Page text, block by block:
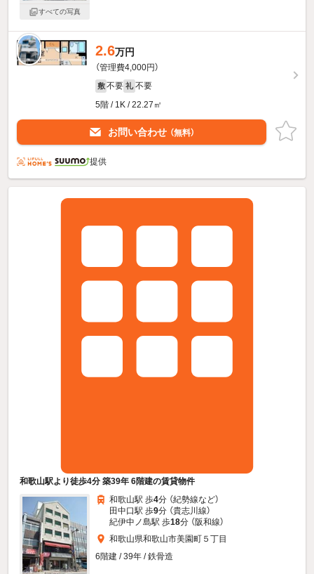
すべての写真
2.6万円
（管理費4,000円）
敷 不要 礼 不要
5階 / 1K / 22.27㎡
お問い合わせ （無料）
提供
和歌山駅より徒歩4分 築39年 6階建の賃貸物件
和歌山駅 歩4分 （紀勢線など）
田中口駅 歩9分 （貴志川線）
紀伊中ノ島駅 歩18分 （阪和線）
和歌山県和歌山市美園町５丁目
6階建 / 39年 / 鉄骨造